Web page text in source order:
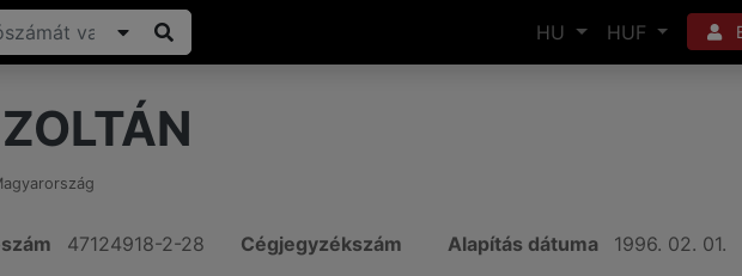
HU HUF
47124918-2-28 Cégjegyzékszám Alapítás dátuma 1996. 02. 01.